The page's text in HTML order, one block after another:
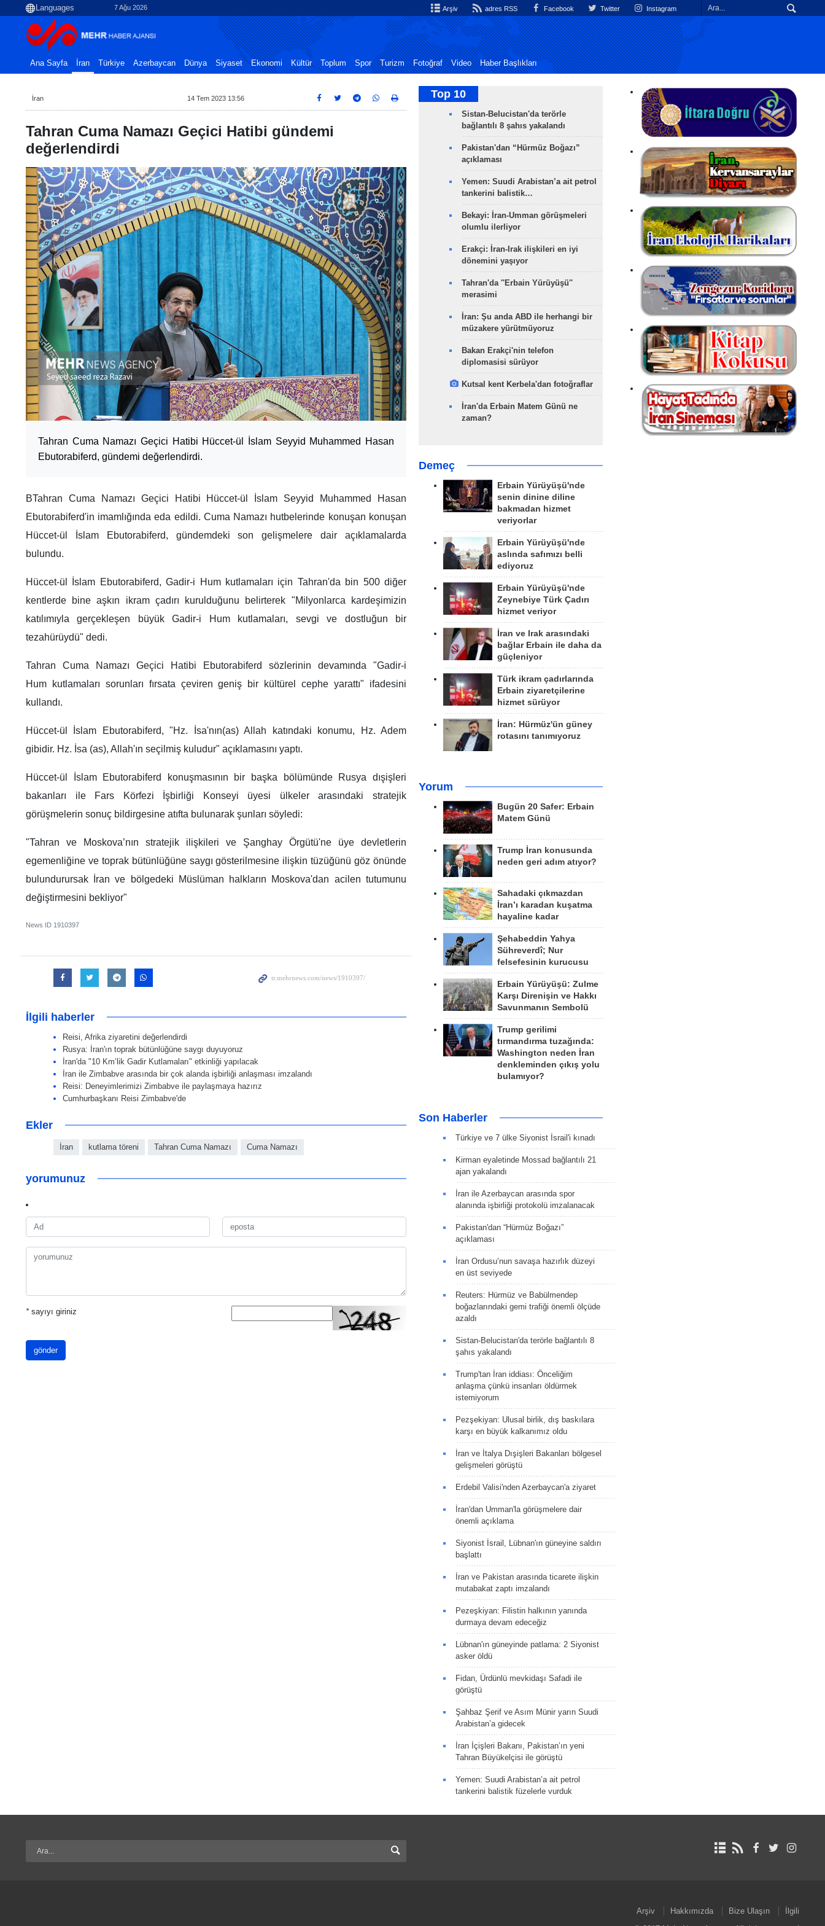
7 Ağu 2026 Arşiv adres RSS Facebook Twitter Instagram
Ana Sayfa İran Türkiye Azerbaycan Dünya Siyaset Ekonomi Kültür Toplum Spor Turizm Fotoğraf Video Haber Başlıkları
İran 14 Tem 2023 13:56
Tahran Cuma Namazı Geçici Hatibi gündemi
değerlendirdi
Tahran Cuma Namazı Geçici Hatibi Hüccet-ül İslam Seyyid Muhammed Hasan
Ebutorabiferd, gündemi değerlendirdi.
BTahran Cuma Namazı Geçici Hatibi Hüccet-ül İslam Seyyid Muhammed Hasan
Ebutorabiferd'in imamlığında eda edildi. Cuma Namazı hutbelerinde konuşan konuşan
Hüccet-ül İslam Ebutorabiferd, gündemdeki son gelişmelere dair açıklamalarda
bulundu.
Hüccet-ül İslam Ebutorabiferd, Gadir-i Hum kutlamaları için Tahran'da bin 500 diğer
kentlerde bine aşkın ikram çadırı kurulduğunu belirterek "Milyonlarca kardeşimizin
katılımıyla gerçekleşen büyük Gadir-i Hum kutlamaları, sevgi ve dostluğun bir
tezahürüydü" dedi.
Tahran Cuma Namazı Geçici Hatibi Ebutorabiferd sözlerinin devamında "Gadir-i
Hum kutlamaları sorunları fırsata çeviren geniş bir kültürel cephe yarattı" ifadesini
kullandı.
Hüccet-ül İslam Ebutorabiferd, "Hz. İsa'nın(as) Allah katındaki konumu, Hz. Adem
gibidir. Hz. İsa (as), Allah'ın seçilmiş kuludur" açıklamasını yaptı.
Hüccet-ül İslam Ebutorabiferd konuşmasının bir başka bölümünde Rusya dışişleri
bakanları ile Fars Körfezi İşbirliği Konseyi üyesi ülkeler arasındaki stratejik
görüşmelerin sonuç bildirgesine atıfta bulunarak şunları söyledi:
"Tahran ve Moskova’nın stratejik ilişkileri ve Şanghay Örgütü'ne üye devletlerin
egemenliğine ve toprak bütünlüğüne saygı gösterilmesine ilişkin tüzüğünü göz önünde
bulundurursak İran ve bölgedeki Müslüman halkların Moskova'dan acilen tutumunu
değiştirmesini bekliyor"
News ID 1910397
İlgili haberler
Reisi, Afrika ziyaretini değerlendirdi
Rusya: İran'ın toprak bütünlüğüne saygı duyuyoruz
İran'da "10 Km’lik Gadir Kutlamaları" etkinliği yapılacak
İran ile Zimbabve arasında bir çok alanda işbirliği anlaşması imzalandı
Reisi: Deneyimlerimizi Zimbabve ile paylaşmaya hazırız
Cumhurbaşkanı Reisi Zimbabve'de
Ekler
İran kutlama töreni Tahran Cuma Namazı Cuma Namazı
yorumunuz
*sayıyı giriniz
gönder
Top 10
Sistan-Belucistan'da terörle
bağlantılı 8 şahıs yakalandı
Pakistan'dan “Hürmüz Boğazı”
açıklaması
Yemen: Suudi Arabistan’a ait petrol
tankerini balistik…
Bekayi: İran-Umman görüşmeleri
olumlu ilerliyor
Erakçi: İran-Irak ilişkileri en iyi
dönemini yaşıyor
Tahran'da ''Erbain Yürüyüşü''
merasimi
İran: Şu anda ABD ile herhangi bir
müzakere yürütmüyoruz
Bakan Erakçi'nin telefon
diplomasisi sürüyor
Kutsal kent Kerbela'dan fotoğraflar
İran'da Erbain Matem Günü ne
zaman?
Demeç
Erbain Yürüyüşü'nde
senin dinine diline
bakmadan hizmet
veriyorlar
Erbain Yürüyüşü'nde
aslında safımızı belli
ediyoruz
Erbain Yürüyüşü'nde
Zeynebiye Türk Çadırı
hizmet veriyor
İran ve Irak arasındaki
bağlar Erbain ile daha da
güçleniyor
Türk ikram çadırlarında
Erbain ziyaretçilerine
hizmet sürüyor
İran: Hürmüz'ün güney
rotasını tanımıyoruz
Yorum
Bugün 20 Safer: Erbain
Matem Günü
Trump İran konusunda
neden geri adım atıyor?
Sahadaki çıkmazdan
İran’ı karadan kuşatma
hayaline kadar
Şehabeddin Yahya
Sühreverdî; Nur
felsefesinin kurucusu
Erbain Yürüyüşü: Zulme
Karşı Direnişin ve Hakkı
Savunmanın Sembolü
Trump gerilimi
tırmandırma tuzağında:
Washington neden İran
denkleminden çıkış yolu
bulamıyor?
Son Haberler
Türkiye ve 7 ülke Siyonist İsrail'i kınadı
Kirman eyaletinde Mossad bağlantılı 21
ajan yakalandı
İran ile Azerbaycan arasında spor
alanında işbirliği protokolü imzalanacak
Pakistan'dan “Hürmüz Boğazı”
açıklaması
İran Ordusu’nun savaşa hazırlık düzeyi
en üst seviyede
Reuters: Hürmüz ve Babülmendep
boğazlarındaki gemi trafiği önemli ölçüde
azaldı
Sistan-Belucistan'da terörle bağlantılı 8
şahıs yakalandı
Trump'tan İran iddiası: Önceliğim
anlaşma çünkü insanları öldürmek
istemiyorum
Pezşekiyan: Ulusal birlik, dış baskılara
karşı en büyük kalkanımız oldu
İran ve İtalya Dışişleri Bakanları bölgesel
gelişmeleri görüştü
Erdebil Valisi'nden Azerbaycan'a ziyaret
İran'dan Umman'la görüşmelere dair
önemli açıklama
Siyonist İsrail, Lübnan'ın güneyine saldırı
başlattı
İran ve Pakistan arasında ticarete ilişkin
mutabakat zaptı imzalandı
Pezeşkiyan: Filistin halkının yanında
durmaya devam edeceğiz
Lübnan'ın güneyinde patlama: 2 Siyonist
asker öldü
Fidan, Ürdünlü mevkidaşı Safadi ile
görüştü
Şahbaz Şerif ve Asım Münir yarın Suudi
Arabistan’a gidecek
İran İçişleri Bakanı, Pakistan’ın yeni
Tahran Büyükelçisi ile görüştü
Yemen: Suudi Arabistan’a ait petrol
tankerini balistik füzelerle vurduk
Arşiv Hakkımızda Bize Ulaşın
İlgili